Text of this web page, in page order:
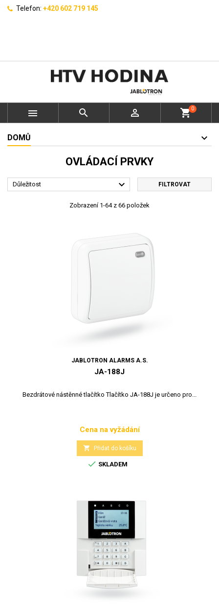
Telefon: +420 602 719 145
   shopping_cart0
DOMŮ
OVLÁDACÍ PRVKY
Důležitost  FILTROVAT
Zobrazení 1-64 z 66 položek
JABLOTRON ALARMS A.S.
JA-188J
Bezdrátové nástěnné tlačítko Tlačítko JA-188J je určeno pro...
Cena
Cena na vyžádání
 Přidat do košíku
 SKLADEM